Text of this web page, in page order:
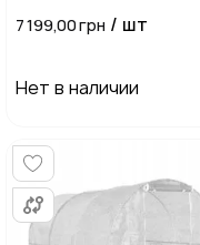
Белая
7 199,00 грн / шт
Нет в наличии